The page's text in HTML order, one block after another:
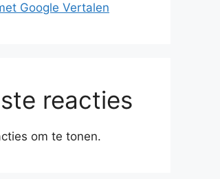
Google Vertalen
reacties
om te tonen.